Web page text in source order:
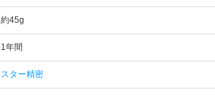
約45g
1年間
スター精密